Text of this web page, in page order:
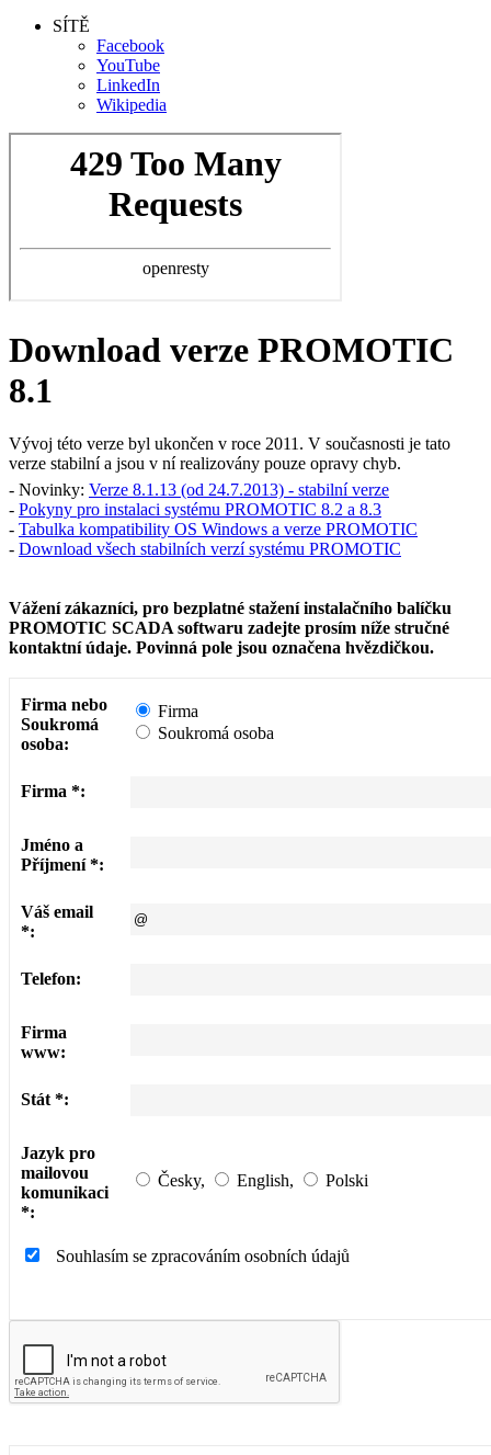
SÍTĚ
Facebook
YouTube
LinkedIn
Wikipedia
Download verze PROMOTIC
8.1
Vývoj této verze byl ukončen v roce 2011 . V současnosti je tato
verze stabilní a jsou v ní realizovány pouze opravy chyb.
- Novinky: Verze 8.1.13 (od 24.7.2013) - stabilní verze
- Pokyny pro instalaci systému PROMOTIC 8.2 a 8.3
- Tabulka kompatibility OS Windows a verze PROMOTIC
- Download všech stabilních verzí systému PROMOTIC
Vážení zákazníci, pro bezplatné stažení instalačního balíčku
PROMOTIC SCADA softwaru zadejte prosím níže stručné
kontaktní údaje. Povinná pole jsou označena hvězdičkou.
Firma nebo
Soukromá
osoba:
Firma
Soukromá osoba
Firma *:
Jméno a
Příjmení *:
Váš email
*:
Telefon:
Firma
www:
Stát *:
Jazyk pro
mailovou
komunikaci
*:
Česky, English, Polski
Souhlasím se zpracováním osobních údajů